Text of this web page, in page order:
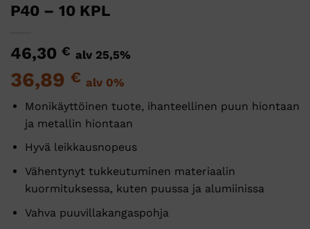
P40 – 10 KPL
46,30 € alv 25,5%
36,89 € alv 0%
Monikäyttöinen tuote, ihanteellinen puun hiontaan
ja metallin hiontaan
Hyvä leikkausnopeus
Vähentynyt tukkeutuminen materiaalin
kuormituksessa, kuten puussa ja alumiinissa
Vahva puuvillakangaspohja